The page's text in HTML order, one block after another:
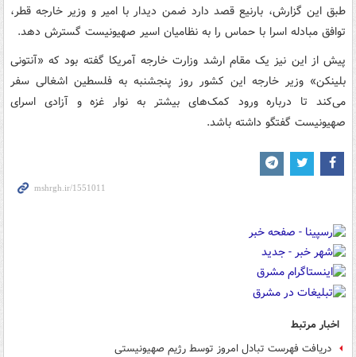
طبق این گزارش، بارنیع قصد دارد ضمن دیدار با امیر و وزیر خارجه قطر،
توافق مبادله اسرا با حماس را به نظامیان اسیر صهیونیست گسترش دهد.
پیش از این نیز یک مقام ارشد وزارت خارجه آمریکا گفته بود که «آنتونی
بلینکن» وزیر خارجه این کشور روز پنجشنبه به فلسطین اشغالی سفر
می‌کند تا درباره ورود کمک‌های بیشتر به نوار غزه و آزادی اسرای
صهیونیست گفتگو داشته باشد.
اخبار مرتبط
دریافت فهرست تبادل امروز توسط رژیم صهیونیستی